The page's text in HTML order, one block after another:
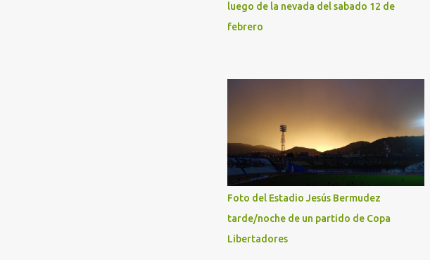
luego de la nevada del sabado 12 de
febrero
Foto del Estadio Jesús Bermudez
tarde/noche de un partido de Copa
Libertadores